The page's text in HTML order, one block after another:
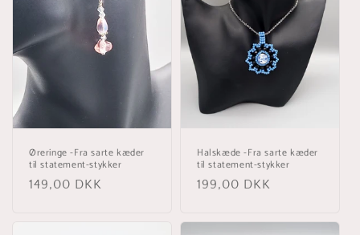
Øreringe -Fra sarte kæder
til statement-stykker
Normalpris
149,00 DKK
Halskæde -Fra sarte kæder
til statement-stykker
Normalpris
199,00 DKK